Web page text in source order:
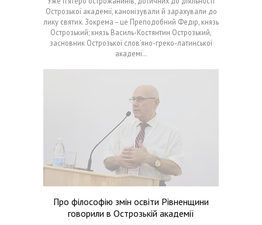
Острозької академії, канонізували й зарахували до
лику святих. Зокрема – це Преподобний Федір, князь
Острозький; князь Василь-Костянтин Острозький,
засновник Острозької слов’яно-греко-латинської
академі…
Про філософію змін освіти Рівненщини
говорили в Острозькій академії